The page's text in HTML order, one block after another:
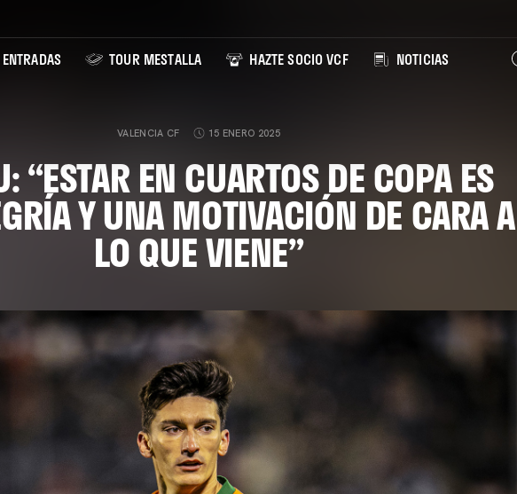
TOUR MESTALLA HAZTE SOCIO VCF NOTICIAS
VALENCIA CF 15 ENERO 2025
“ESTAR EN CUARTOS DE COPA ES
Y UNA MOTIVACIÓN DE CARA A
LO QUE VIENE”